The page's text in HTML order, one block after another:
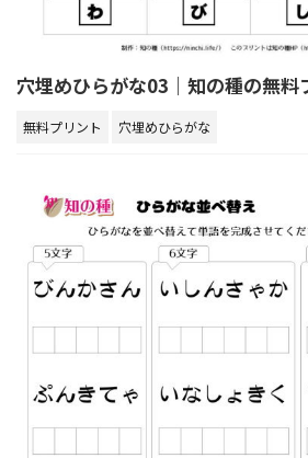
穴埋めひらがな03｜知の種の無料
無料プリント 穴埋めひらがな